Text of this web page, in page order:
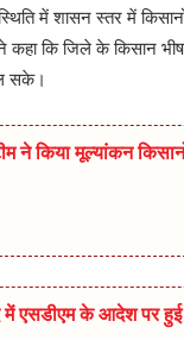
में शासन स्तर में
कहा कि जिले के किसान
सके।
ने किया मूल्यांकन
एसडीएम के आदेश पर हुई